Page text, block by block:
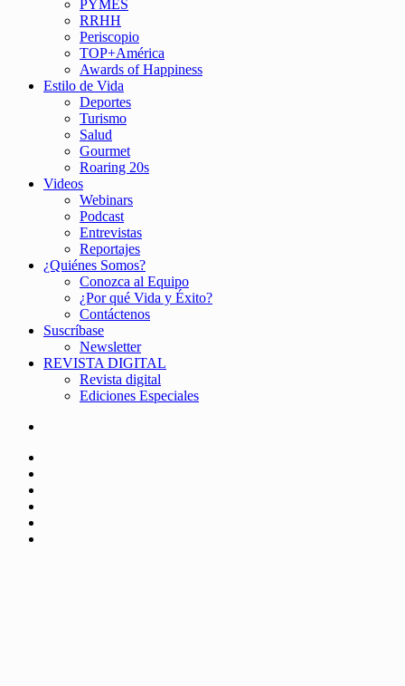
PYMES
RRHH
Periscopio
TOP+América
Awards of Happiness
Estilo de Vida
Deportes
Turismo
Salud
Gourmet
Roaring 20s
Videos
Webinars
Podcast
Entrevistas
Reportajes
¿Quiénes Somos?
Conozca al Equipo
¿Por qué Vida y Éxito?
Contáctenos
Suscríbase
Newsletter
REVISTA DIGITAL
Revista digital
Ediciones Especiales